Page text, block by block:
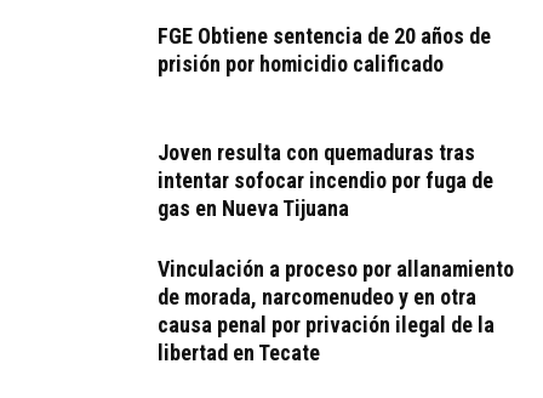
FGE Obtiene sentencia de 20 años de
prisión por homicidio calificado
Joven resulta con quemaduras tras
intentar sofocar incendio por fuga de
gas en Nueva Tijuana
Vinculación a proceso por allanamiento
de morada, narcomenudeo y en otra
causa penal por privación ilegal de la
libertad en Tecate